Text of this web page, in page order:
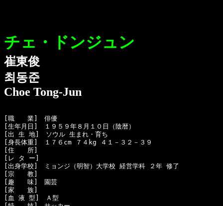
チェ・ドンジュン
崔東俊
최동준
Choe Tong-Jun
[職　　業]　俳優
[生年月日]　１９５９年８月１０日（陰暦）
[出 生 地]　ソウル 生まれ・育ち
[身長体重]　１７６cm ７４kg ４１－３２－３９
[住　　所]
[レ タ ー]
[出身学校]　ミョンジ（明智）大学校 経営学科 ２年 修了
[宗　　教]
[趣　　味]　園芸
[家　　族]
[血 液 型]　Ａ型